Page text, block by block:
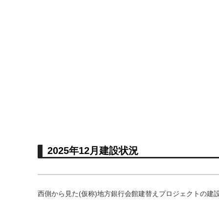
2025年12月建設状況
西側から見た(仮称)地方銀行会館建替えプロジェクトの建